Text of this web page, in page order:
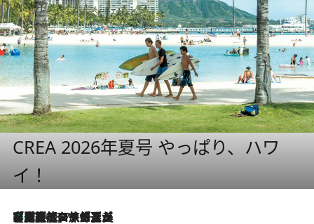
CREA 2026年夏号 やっぱり、ハワ
イ！
2026.8.7
【厳選旅コスメ】「多機能アイテムがメイン！」旅好き美容エディターが選んだ夏旅ベストコスメを発表【Mサイズジップ】